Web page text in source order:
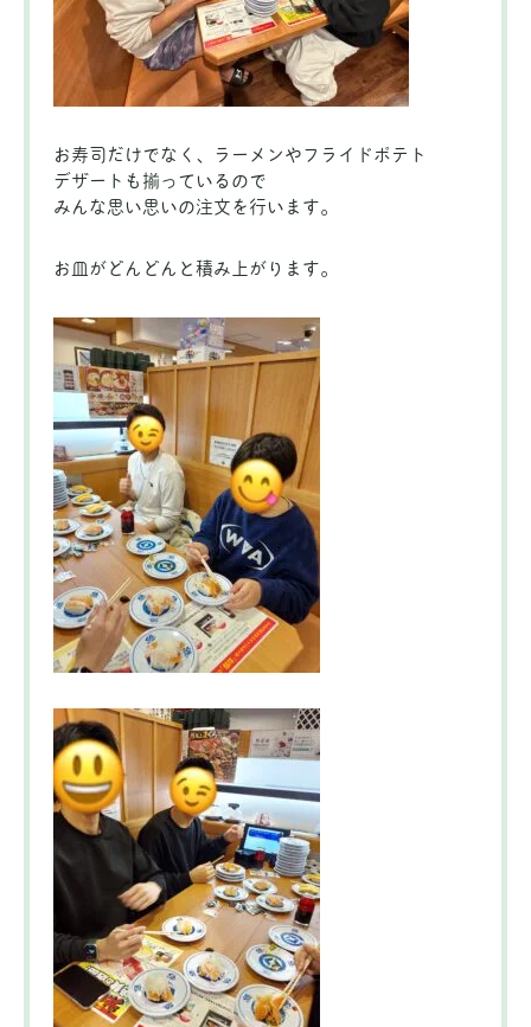
お寿司だけでなく、ラーメンやフライドポテト
デザートも揃っているので
みんな思い思いの注文を行います。
お皿がどんどんと積み上がります。